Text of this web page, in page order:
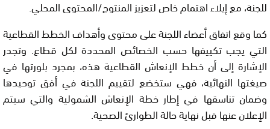
للجنة، مع إيلاء اهتمام خاص لتعزيز المنتوج/المحتوى المحلي.
كما وقع اتفاق أعضاء اللجنة على محتوى وأهداف الخطط القطاعية
التي يجب تكييفها حسب الخصائص المحددة لكل قطاع. وتجدر
الإشارة إلى أن خطط الإنعاش القطاعية هذه، بمجرد بلورتها في
صيغتها النهائية، فهي ستخضع لتقييم اللجنة في أفق توحيدها
وضمان تناسقها في إطار خطة الإنعاش الشمولية والتي سيتم
الإعلان عنها قبل نهاية حالة الطوارئ الصحية.